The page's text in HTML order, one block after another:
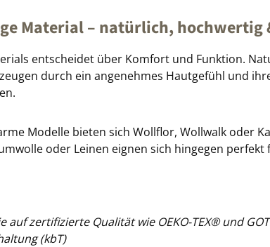
Material – natürlich,
entscheidet über Komfort und Funktion.
durch ein angenehmes Hautgefühl und
Modelle bieten sich Wollflor, Wollwalk oder
oder Leinen eignen sich hingegen
auf zertifizierte Qualität wie OEKO-TEX®und
(kbT)